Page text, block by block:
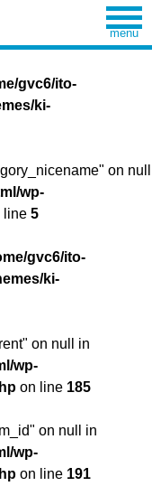
gvc6/ito-
ki-
on null
wp-
line 5
gvc6/ito-
ki-
on null in
wp-
on line 185
on null in
wp-
on line 191